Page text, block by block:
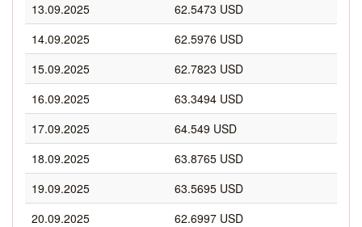
13.09.2025
62.5473 USD
14.09.2025
62.5976 USD
15.09.2025
62.7823 USD
16.09.2025
63.3494 USD
17.09.2025
64.549 USD
18.09.2025
63.8765 USD
19.09.2025
63.5695 USD
20.09.2025
62.6997 USD